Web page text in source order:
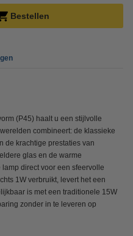
Bestellen
(P45) haalt u een stijlvolle
combineert: de klassieke
de krachtige prestaties van
glas en de warme
direct voor een sfeervolle
1W verbruikt, levert het een
is met een traditionele 15W
zonder in te leveren op